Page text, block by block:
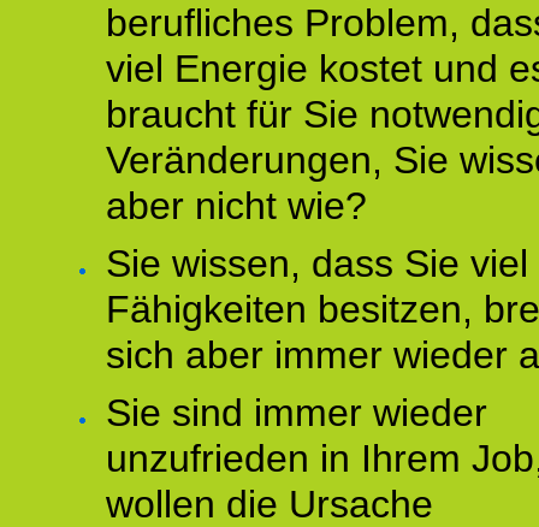
berufliches Problem,
viel Energie kostet und
braucht für Sie
Veränderungen, Sie
aber nicht wie?
Sie wissen, dass Sie
Fähigkeiten besitzen,
sich aber immer wieder
Sie sind immer wieder
unzufrieden in Ihrem
wollen die Ursache